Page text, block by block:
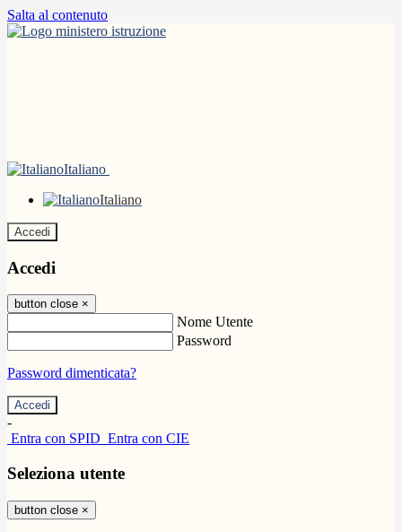
Salta al contenuto
Italiano
Italiano
Accedi
Accedi
button close ×
Nome Utente
Password
Password dimenticata?
-
Entra con SPID Entra con CIE
Seleziona utente
button close ×